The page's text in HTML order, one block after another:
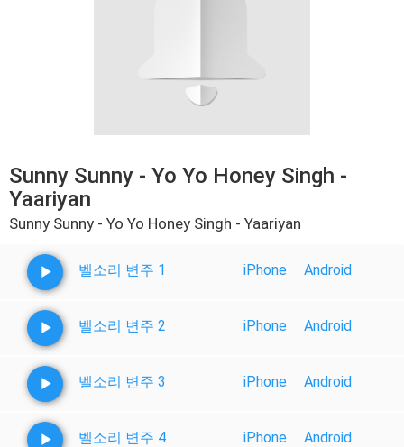
Sunny Sunny - Yo Yo Honey Singh -
Yaariyan
Sunny Sunny - Yo Yo Honey Singh - Yaariyan
벨소리 변주 1 iPhone Android
벨소리 변주 2 iPhone Android
벨소리 변주 3 iPhone Android
벨소리 변주 4 iPhone Android